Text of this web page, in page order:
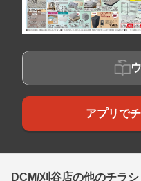
アプリで
DCM/刈谷店の他のチラシ